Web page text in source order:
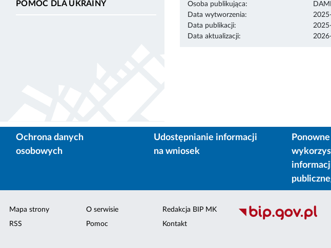
POMOC DLA UKRAINY
Osoba publikująca:
Data wytworzenia:
Data publikacji:
Data aktualizacji:
Ochrona danych
osobowych
Udostępnianie informacji
na wniosek
Ponowne
Mapa strony
RSS
O serwisie
Pomoc
Redakcja BIP MK
Kontakt